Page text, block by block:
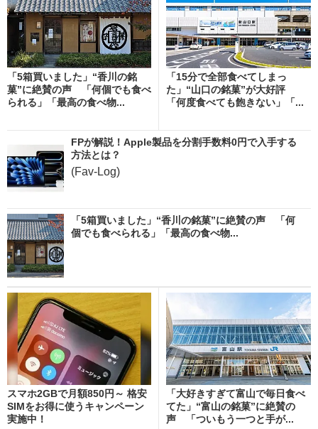
「5箱買いました」“香川の銘
菓”に絶賛の声 「何個でも食べ
られる」「最高の食べ物...
「15分で全部食べてしまっ
た」“山口の銘菓”が大好評
「何度食べても飽きない」「...
FPが解説！Apple製品を分割手数料0円で入手する
方法とは？
(Fav-Log)
「5箱買いました」“香川の銘菓”に絶賛の声 「何
個でも食べられる」「最高の食べ物...
スマホ2GBで月額850円～ 格安
SIMをお得に使うキャンペーン
実施中！
「大好きすぎて富山で毎日食べ
てた」“富山の銘菓”に絶賛の
声 「ついもう一つと手が...